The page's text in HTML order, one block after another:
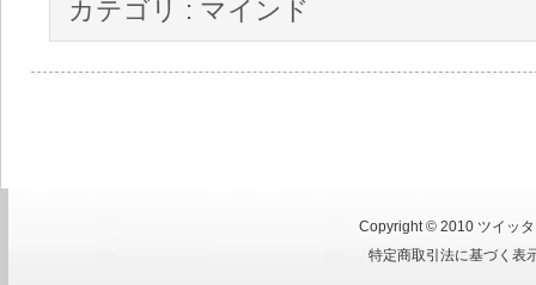
カテゴリ : マインド
Copyright © 2010 ツイッ
特定商取引法に基づく表